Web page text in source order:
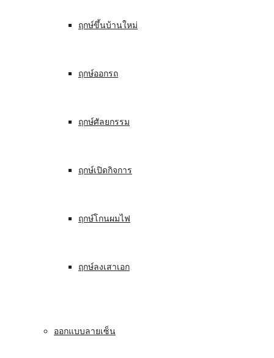
ฤกษ์ขึ้นบ้านใหม่
ฤกษ์ออกรถ
ฤกษ์ศัลยกรรม
ฤกษ์เปิดกิจการ
ฤกษ์โกนผมไฟ
ฤกษ์ลงเสาเอก
ออกแบบลายเซ็น